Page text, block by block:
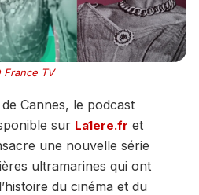
France TV
sur La1ere.fr et
une nouvelle série
ultramarines qui ont
du cinéma et du